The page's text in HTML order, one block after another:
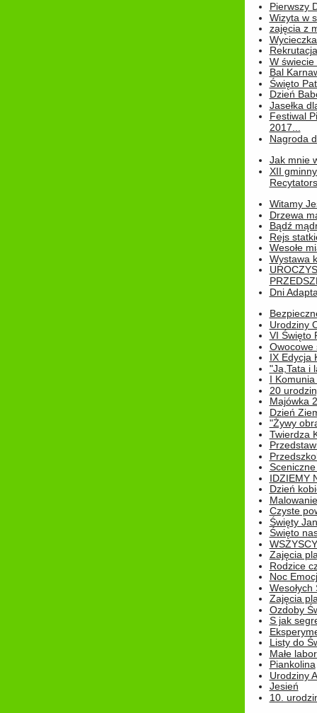
Pierwszy
Wizyta w
zajęcia z
W świecie
Bal
Święto
Dzień
Jasełka
Festiwal
2017...
Nagroda
Jak mnie
XII
Witamy
Drzewa
Bądź
Rejs
Wesołe
Wystawa
Dni
Urodziny
VI Święto
Owocowe
IX Edycja
"Ja,Tata i
I
20
Majówka
Dzień
"Żywy
Twierdza
IDZIEMY
Dzień
Czyste
Święty
Święto
Zajęcia
Rodzice
Noc
Wesołych
Zajęcia
Ozdoby
S jak
Listy do
Małe
Piankolina
Urodziny
Jesień
10.